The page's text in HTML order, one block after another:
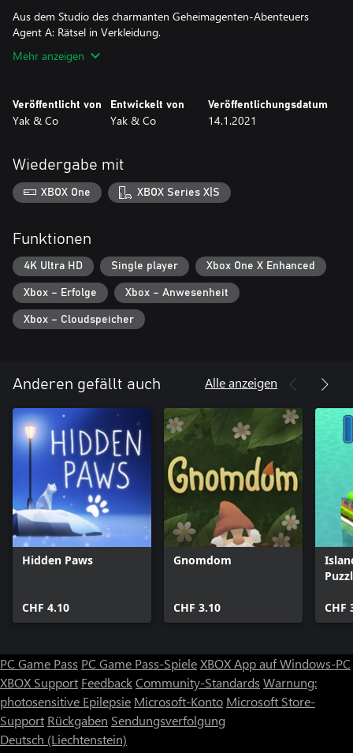
Aus dem Studio des charmanten Geheimagenten-Abenteuers
Agent A: Rätsel in Verkleidung.
Mehr anzeigen
Veröffentlicht von
Yak & Co
Entwickelt von
Yak & Co
Veröffentlichungsdatum
14.1.2021
Wiedergabe mit
XBOX One XBOX Series X|S
Funktionen
4K Ultra HD Single player Xbox One X Enhanced
Xbox – Erfolge Xbox – Anwesenheit
Xbox – Cloudspeicher
Anderen gefällt auch Alle anzeigen
Hidden Paws
CHF 4.10
Gnomdom
CHF 3.10 CHF
PC Game Pass PC Game Pass-SpieleXBOX App auf Windows-PC
XBOX Support FeedbackCommunity-Standards Warnung:
photosensitive Epilepsie Microsoft-Konto Microsoft Store-
Support Rückgaben Sendungsverfolgung
Deutsch (Liechtenstein)